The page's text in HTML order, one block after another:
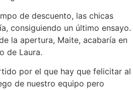
de descuento, las chicas
consiguiendo un último ensayo.
la apertura, Maite, acabaría en
de Laura.
por el que hay que felicitar al
de nuestro equipo pero